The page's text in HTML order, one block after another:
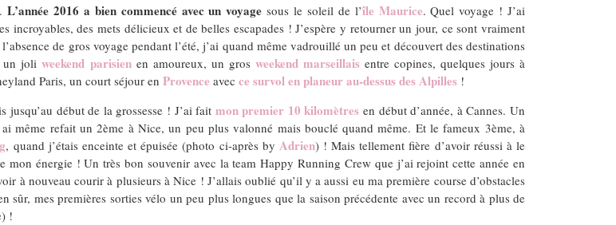
L’année 2016 a bien commencé avec un voyage sous le soleil de l’île Maurice. Quel voyage ! J’ai
incroyables, des mets délicieux et de belles escapades ! J’espère y retourner un jour, ce sont vraiment
de gros voyage pendant l’été, j’ai quand même vadrouillé un peu et découvert des destinations
un joliweekend parisienen amoureux, un gros weekend marseillaisentre copines, quelques jours à
Paris, un court séjour en Provence avec ce survol en planeur au-dessus des Alpilles !
jusqu’au début de la grossesse ! J’ai fait mon premier 10 kilomètres en début d’année, à Cannes. Un
même refait un 2ème à Nice, un peu plus valonné mais bouclé quand même. Et le fameux 3ème, à
, quand j’étais enceinte et épuisée (photo ci-après by Adrien) ! Mais tellement fière d’avoir réussi à le
énergie ! Un très bon souvenir avec la team Happy Running Crew que j’ai rejoint cette année en
à nouveau courir à plusieurs à Nice ! J’allais oublié qu’il y a aussi eu ma première course d’obstacles
sûr, mes premières sorties vélo un peu plus longues que la saison précédente avec un record à plus de
!